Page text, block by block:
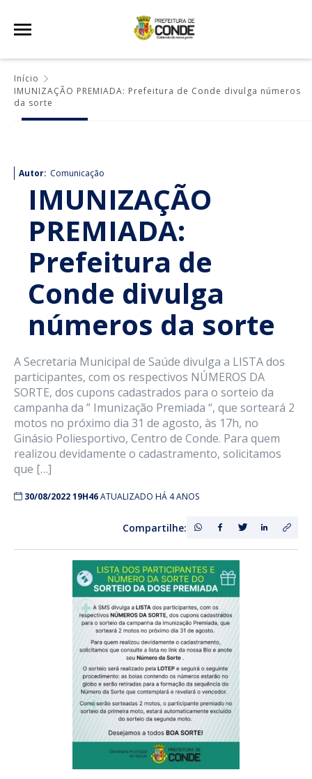
Início
IMUNIZAÇÃO PREMIADA: Prefeitura de Conde divulga números
da sorte
Autor: Comunicação
IMUNIZAÇÃO
PREMIADA:
Prefeitura de
Conde divulga
números da sorte
A Secretaria Municipal de Saúde divulga a LISTA dos
participantes, com os respectivos NÚMEROS DA
SORTE, dos cupons cadastrados para o sorteio da
campanha da ” Imunização Premiada “, que sorteará 2
motos no próximo dia 31 de agosto, às 17h, no
Ginásio Poliesportivo, Centro de Conde. Para quem
realizou devidamente o cadastramento, solicitamos
que […]
30/08/2022 19H46ATUALIZADO HÁ 4 ANOS
Compartilhe: